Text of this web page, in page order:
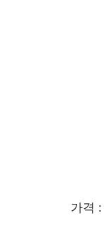
가격 :